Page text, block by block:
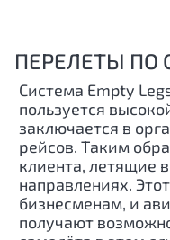
ПЕРЕЛЕТЫ ПО
Система Empty
пользуется
заключается в
рейсов. Таким
клиента, летящие
направлениях.
бизнесменам, и
получают